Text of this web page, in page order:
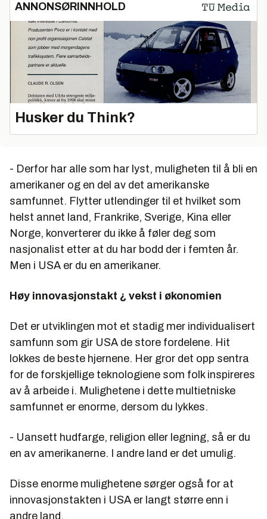
ANNONSØRINNHOLD
Husker du Think?
- Derfor har alle som har lyst, muligheten til å bli en
amerikaner og en del av det amerikanske
samfunnet. Flytter utlendinger til et hvilket som
helst annet land, Frankrike, Sverige, Kina eller
Norge, konverterer du ikke å føler deg som
nasjonalist etter at du har bodd der i femten år.
Men i USA er du en amerikaner.
Høy innovasjonstakt ¿ vekst i økonomien
Det er utviklingen mot et stadig mer individualisert
samfunn som gir USA de store fordelene. Hit
lokkes de beste hjernene. Her gror det opp sentra
for de forskjellige teknologiene som folk inspireres
av å arbeide i. Mulighetene i dette multietniske
samfunnet er enorme, dersom du lykkes.
- Uansett hudfarge, religion eller legning, så er du
en av amerikanerne. I andre land er det umulig.
Disse enorme mulighetene sørger også for at
innovasjonstakten i USA er langt større enn i
andre land.